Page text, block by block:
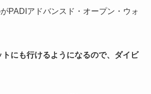
PADIアドバンスド・オープン・ウォ
にも行けるようになるので、ダイビ